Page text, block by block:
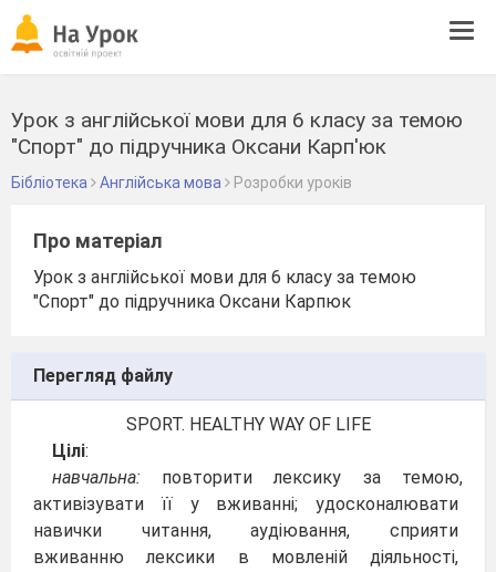
Урок з англійської мови для 6 класу за темою
"Спорт" до підручника Оксани Карп'юк
Бібліотека Англійська мова Розробки уроків
Про матеріал
Урок з англійської мови для 6 класу за темою
"Спорт" до підручника Оксани Карпюк
Перегляд файлу
SPORT. HEALTHY WAY OF LIFE
Цілі:
навчальна:повторити лексику за темою,
активізувати її у вживанні; удосконалювати
навички читання, аудіювання, сприяти
вживанню лексики в мовленій діяльності,